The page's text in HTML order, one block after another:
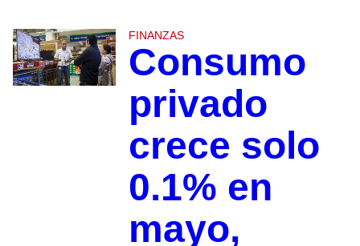
FINANZAS
Consumo
privado
crece solo
0.1% en
mayo,